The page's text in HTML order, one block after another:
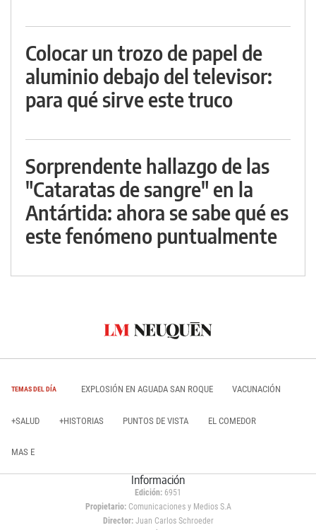
Colocar un trozo de papel de
aluminio debajo del televisor:
para qué sirve este truco
Sorprendente hallazgo de las
"Cataratas de sangre" en la
Antártida: ahora se sabe qué es
este fenómeno puntualmente
TEMAS DEL DÍA EXPLOSIÓN EN AGUADA SAN ROQUE VACUNACIÓN
+SALUD +HISTORIAS PUNTOS DE VISTA EL COMEDOR
MAS E
Información
Edición: 6951
Propietario:Comunicaciones y Medios S.A
Director: Juan Carlos Schroeder